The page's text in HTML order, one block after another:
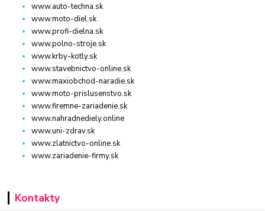
www.auto-techna.sk
www.moto-diel.sk
www.profi-dielna.sk
www.polno-stroje.sk
www.krby-kotly.sk
www.stavebnictvo-online.sk
www.maxiobchod-naradie.sk
www.moto-prislusenstvo.sk
www.firemne-zariadenie.sk
www.nahradnediely.online
www.uni-zdrav.sk
www.zlatnictvo-online.sk
www.zariadenie-firmy.sk
Kontakty